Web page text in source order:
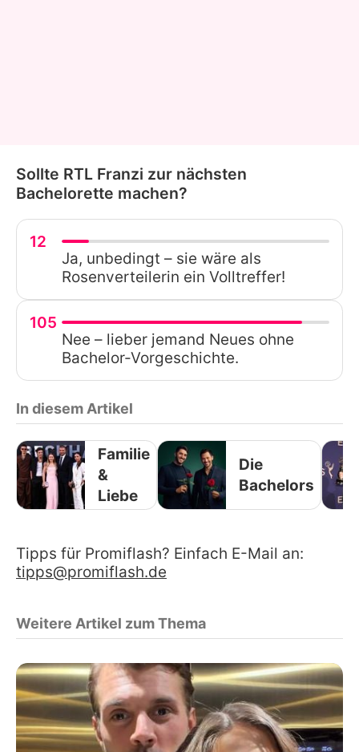
Sollte RTL Franzi zur nächsten
Bachelorette machen?
12
Ja, unbedingt – sie wäre als
Rosenverteilerin ein Volltreffer!
105
Nee – lieber jemand Neues ohne
Bachelor-Vorgeschichte.
In diesem Artikel
Familie
&
Liebe
Die
Bachelors
Tipps für Promiflash? Einfach E-Mail an:
tipps@promiflash.de
Weitere Artikel zum Thema